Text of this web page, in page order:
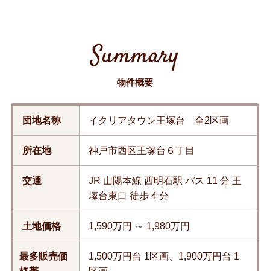
Summary
物件概要
団地名称 イクリアタウン王塚台 全2区画
所在地 神戸市西区王塚台６丁目
交通
JR 山陽本線 西明石駅 バス 11 分 王
塚台東口 徒歩 4 分
土地価格 1,590万円 ～ 1,980万円
最多販売価
1,500万円台 1区画、1,900万円台 1